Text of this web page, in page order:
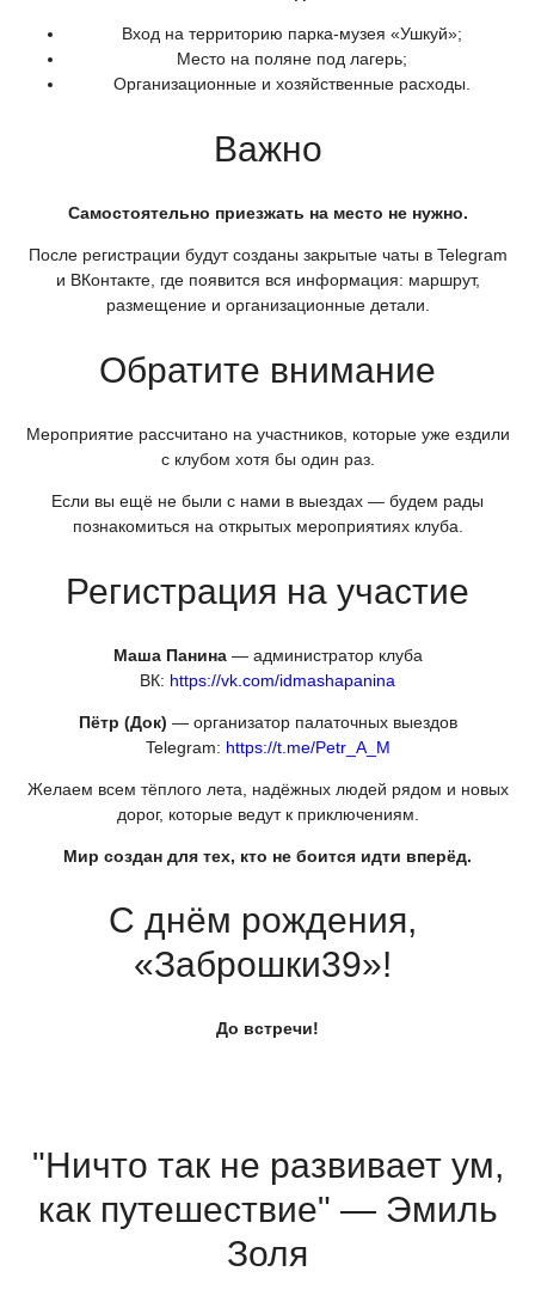
Вход на территорию парка-музея «Ушкуй»;
Место на поляне под лагерь;
Организационные и хозяйственные расходы.
Важно
Самостоятельно приезжать на место не нужно.
После регистрации будут созданы закрытые чаты в Telegram
и ВКонтакте, где появится вся информация: маршрут,
размещение и организационные детали.
Обратите внимание
Мероприятие рассчитано на участников, которые уже ездили
с клубом хотя бы один раз.
Если вы ещё не были с нами в выездах — будем рады
познакомиться на открытых мероприятиях клуба.
Регистрация на участие
Маша Панина— администратор клуба
ВК: https://vk.com/idmashapanina
Пётр (Док) — организатор палаточных выездов
Telegram: https://t.me/Petr_A_M
Желаем всем тёплого лета, надёжных людей рядом и новых
дорог, которые ведут к приключениям.
Мир создан для тех, кто не боится идти вперёд.
С днём рождения,
«Заброшки39»!
До встречи!
"Ничто так не развивает ум,
как путешествие" — Эмиль
Золя